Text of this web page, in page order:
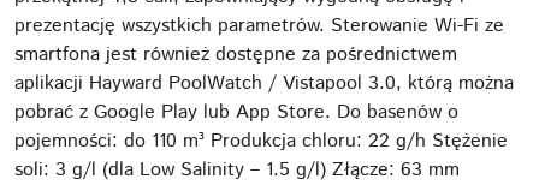
prezentację wszystkich parametrów. Sterowanie Wi-Fi ze
smartfona jest również dostępne za pośrednictwem
aplikacji Hayward PoolWatch / Vistapool 3.0, którą można
pobrać z Google Play lub App Store. Do basenów o
pojemności: do 110 m³ Produkcja chloru: 22 g/h Stężenie
soli: 3 g/l (dla Low Salinity – 1.5 g/l) Złącze: 63 mm